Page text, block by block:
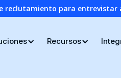
reclutamiento para
Recursos